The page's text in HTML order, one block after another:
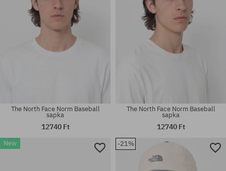
univerzális méret
The North Face Norm Baseball
sapka
12740 Ft
The North Face Norm Baseball
sapka
12740 Ft
New -21%